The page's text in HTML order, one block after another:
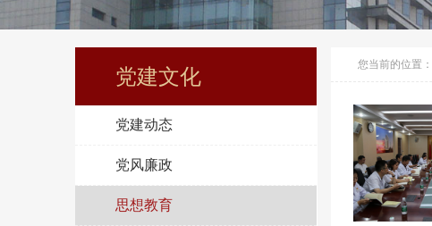
党建文化
党建动态
党风廉政
思想教育
您当前的位置：